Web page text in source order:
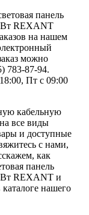
панель
Вт REXANT
на нашем
можно
783-87-94.
Пт с 09:00
кабельную
все виды
и доступные
с нами,
как
панель
Вт REXANT и
нашего